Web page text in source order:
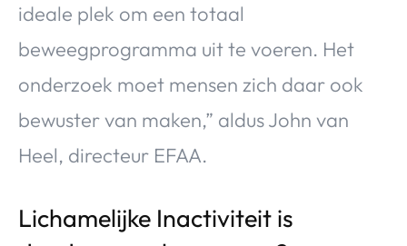
ideale plek om een totaal
beweegprogramma uit te voeren. Het
onderzoek moet mensen zich daar ook
bewuster van maken,” aldus John van
Heel, directeur EFAA.
Lichamelijke Inactiviteit is